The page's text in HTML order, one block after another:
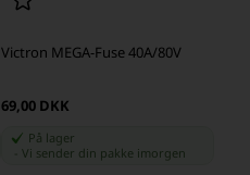
Victron MEGA-Fuse 40A/80V
69,00 DKK
På lager
Vi sender din pakke imorgen